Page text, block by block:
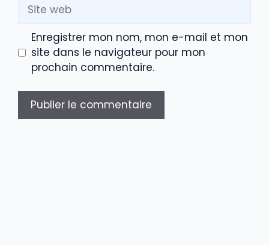
web
Enregistrer mon nom, mon e-mail et mon
site dans le navigateur pour mon
prochain commentaire.